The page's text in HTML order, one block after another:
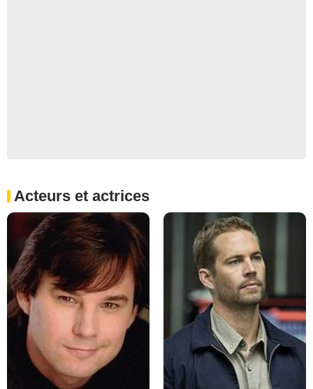
Acteurs et actrices